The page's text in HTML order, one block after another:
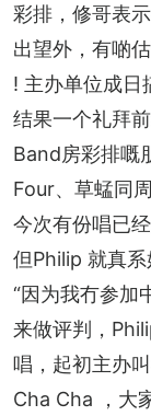
彩排，修哥表
出望外，有啲
! 主办单位成日
结果一个礼拜
Band房彩排嘅
Four、草蜢同
今次有份唱已
但Philip 就真系
“因为我冇参加
来做评判，
唱，起初主办
Cha Cha ，大